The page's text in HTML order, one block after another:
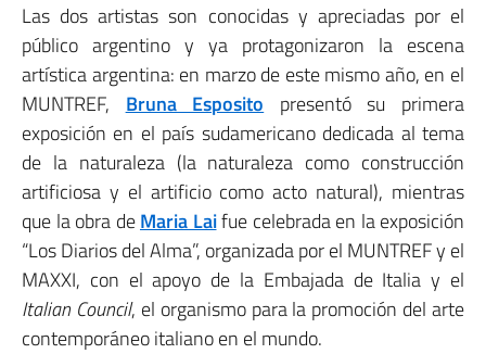
Las dos artistas son conocidas y apreciadas por el
público argentino y ya protagonizaron la escena
artística argentina: en marzo de este mismo año, en el
MUNTREF, Bruna Esposito presentó su primera
exposición en el país sudamericano dedicada al tema
de la naturaleza (la naturaleza como construcción
artificiosa y el artificio como acto natural), mientras
que la obra deMaria Laifue celebrada en la exposición
“Los Diarios del Alma”, organizada por el MUNTREF y el
MAXXI, con el apoyo de la Embajada de Italia y el
Italian Council, el organismo para la promoción del arte
contemporáneo italiano en el mundo.